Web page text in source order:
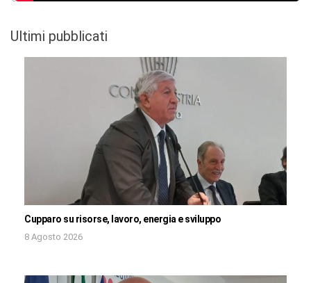
Ultimi pubblicati
Cupparo su risorse, lavoro, energia e sviluppo
8 Agosto 2026